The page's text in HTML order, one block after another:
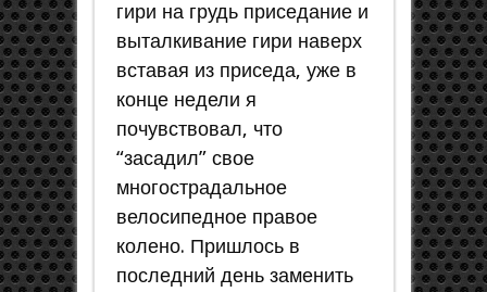
гири на грудь приседание и
выталкивание гири наверх
вставая из приседа, уже в
конце недели я
почувствовал, что
“засадил” свое
многострадальное
велосипедное правое
колено. Пришлось в
последний день заменить